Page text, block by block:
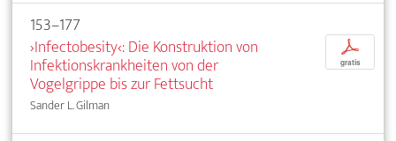
153–177
›Infectobesity‹: Die Konstruktion von
Infektionskrankheiten von der
Vogelgrippe bis zur Fettsucht
Sander L. Gilman
p
gratis